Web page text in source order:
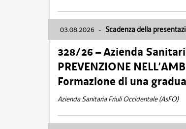
03.08.2026 - Scadenza della
328/26 – Azienda
PREVENZIONE
Formazione di una
Azienda Sanitaria Friuli Occidentale (AsFO)